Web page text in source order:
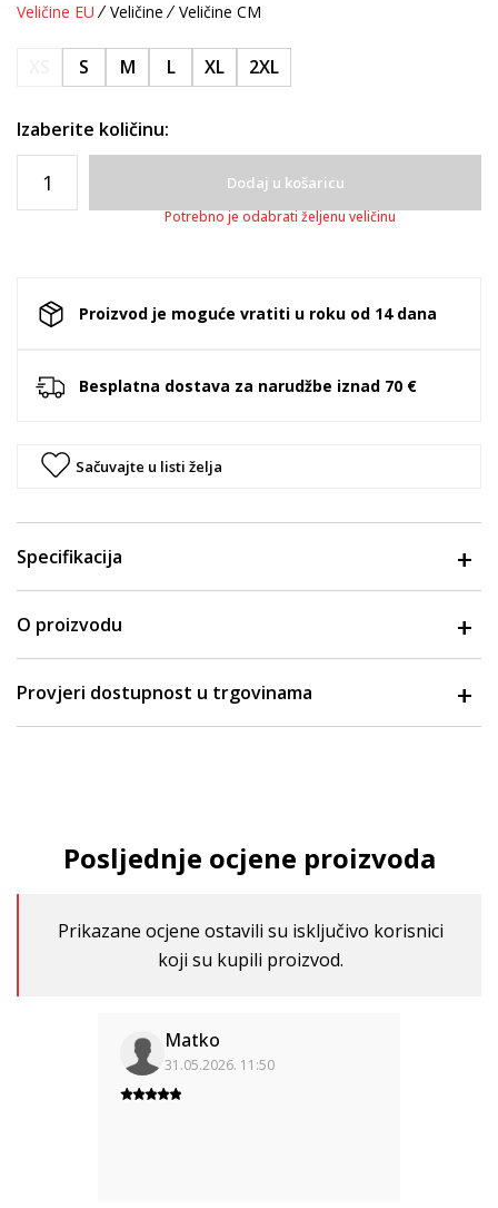
Veličine EU Veličine Veličine CM
S M L XL 2XL
Izaberite količinu:
Dodaj u košaricu
Potrebno je odabrati željenu veličinu
Proizvod je moguće vratiti u roku od 14 dana
Besplatna dostava za narudžbe iznad 70 €
Sačuvajte u listi želja
Specifikacija
O proizvodu
Provjeri dostupnost u trgovinama
Posljednje ocjene proizvoda
Prikazane ocjene ostavili su isključivo korisnici
koji su kupili proizvod.
Matko
31.05.2026. 11:50